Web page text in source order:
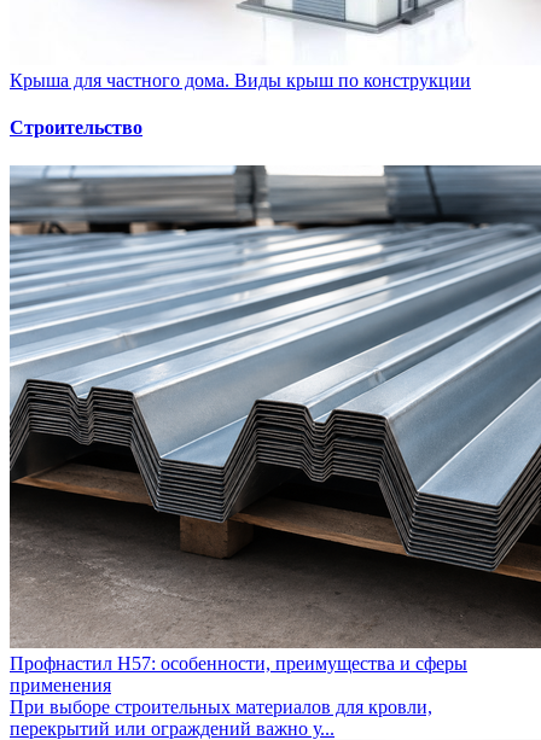
Крыша для частного дома. Виды крыш по конструкции
Строительство
Профнастил Н57: особенности, преимущества и сферы
применения
При выборе строительных материалов для кровли,
перекрытий или ограждений важно у...